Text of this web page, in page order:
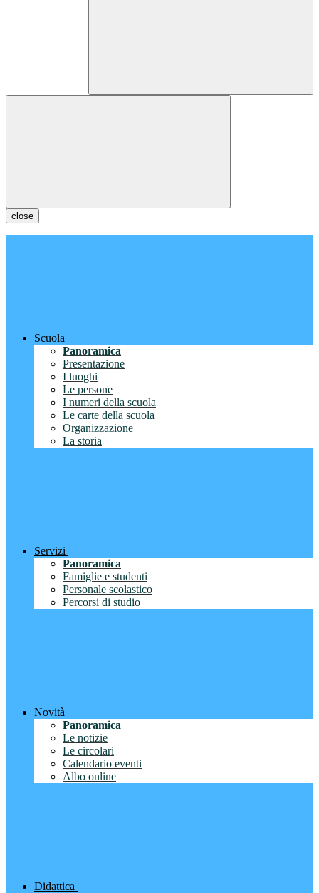
close
Scuola
Panoramica
Presentazione
I luoghi
Le persone
I numeri della scuola
Le carte della scuola
Organizzazione
La storia
Servizi
Panoramica
Famiglie e studenti
Personale scolastico
Percorsi di studio
Novità
Panoramica
Le notizie
Le circolari
Calendario eventi
Albo online
Didattica